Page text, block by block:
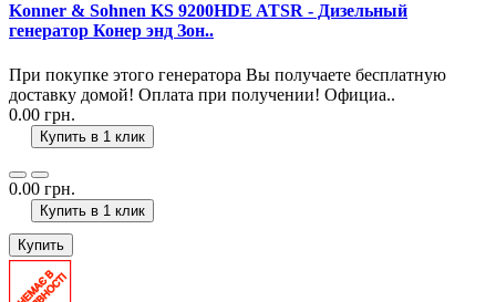
Konner & Sohnen KS 9200HDE ATSR - Дизельный
генератор Конер энд Зон..
При покупке этого генератора Вы получаете бесплатную
доставку домой! Оплата при получении! Официа..
0.00 грн.
Купить в 1 клик
0.00 грн.
Купить в 1 клик
Купить